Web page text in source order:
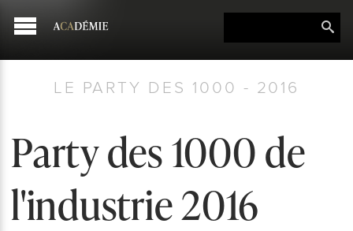
LE PARTY DES 1000 - 2016
Party des 1000 de
l'industrie 2016